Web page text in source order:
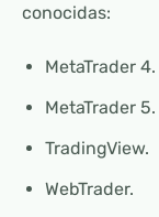
conocidas:
MetaTrader 4.
MetaTrader 5.
TradingView.
WebTrader.